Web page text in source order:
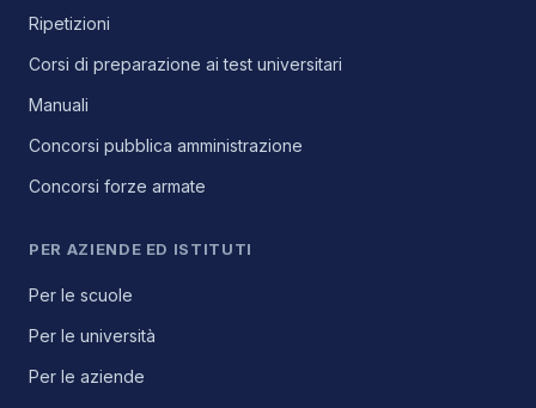
Ripetizioni
Corsi di preparazione ai test universitari
Manuali
Concorsi pubblica amministrazione
Concorsi forze armate
PER AZIENDE ED ISTITUTI
Per le scuole
Per le università
Per le aziende